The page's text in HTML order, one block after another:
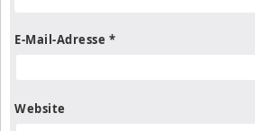
E-Mail-Adresse *
Website